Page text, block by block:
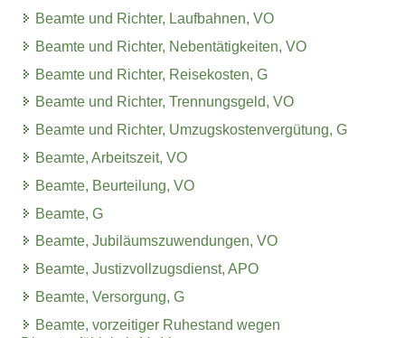
Beamte und Richter, Laufbahnen, VO
Beamte und Richter, Nebentätigkeiten, VO
Beamte und Richter, Reisekosten, G
Beamte und Richter, Trennungsgeld, VO
Beamte und Richter, Umzugskostenvergütung, G
Beamte, Arbeitszeit, VO
Beamte, Beurteilung, VO
Beamte, G
Beamte, Jubiläumszuwendungen, VO
Beamte, Justizvollzugsdienst, APO
Beamte, Versorgung, G
Beamte, vorzeitiger Ruhestand wegen